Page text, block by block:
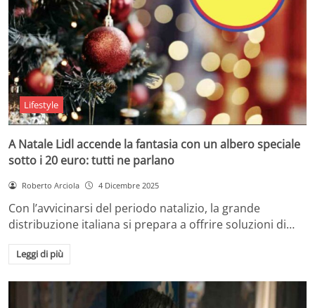
Lifestyle
A Natale Lidl accende la fantasia con un albero speciale
sotto i 20 euro: tutti ne parlano
Roberto Arciola 4 Dicembre 2025
Con l’avvicinarsi del periodo natalizio, la grande
distribuzione italiana si prepara a offrire soluzioni di…
Leggi di più